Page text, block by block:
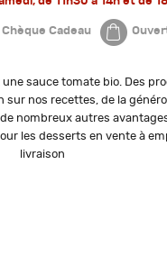
Chèque Cadeau
sauce tomate bio. Des
nos recettes, de la
nombreux autres
les desserts en vente à
livraison